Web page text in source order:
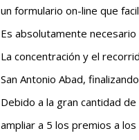
un formulario on-line que
Es absolutamente
La concentración y el
San Antonio Abad,
Debido a la gran cantidad
ampliar a 5 los premios a